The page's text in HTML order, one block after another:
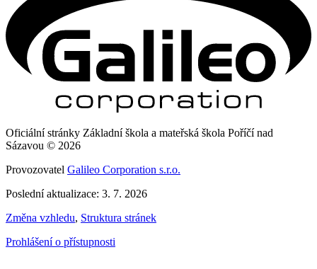
Oficiální stránky Základní škola a mateřská škola Poříčí nad
Sázavou © 2026
Provozovatel Galileo Corporation s.r.o.
Poslední aktualizace: 3. 7. 2026
Změna vzhledu, Struktura stránek
Prohlášení o přístupnosti